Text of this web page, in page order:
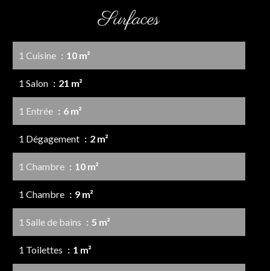
Surfaces
1 Cuisine 10 m²
1 Salon 21 m²
1 Entrée 6 m²
1 Dégagement 2 m²
1 Chambre 10 m²
1 Chambre 9 m²
1 Salle de bains 5 m²
1 Toilettes 1 m²